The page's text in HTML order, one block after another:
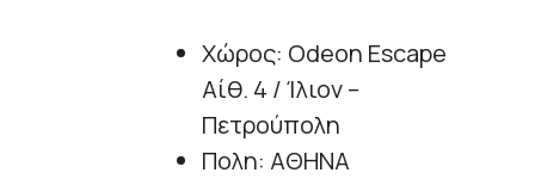
Χώρος: Odeon Escape
Αίθ. 4 / Ίλιον –
Πετρούπολη
Πολη: ΑΘΗΝΑ